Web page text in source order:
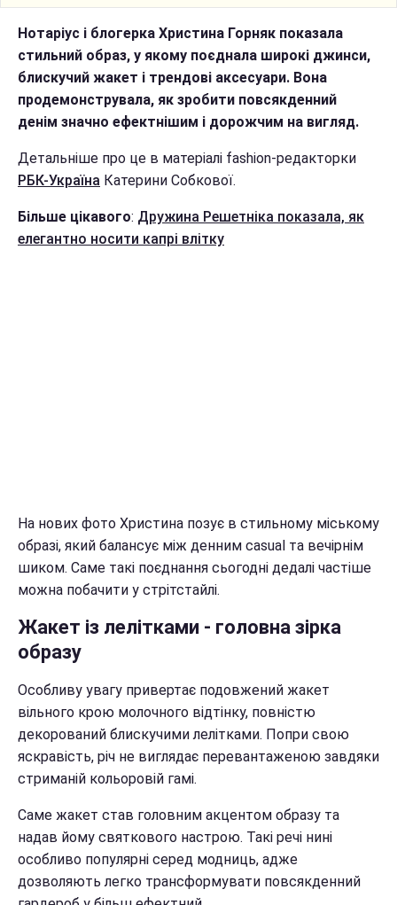
Нотаріус і блогерка Христина Горняк показала
стильний образ, у якому поєднала широкі джинси,
блискучий жакет і трендові аксесуари. Вона
продемонструвала, як зробити повсякденний
денім значно ефектнішим і дорожчим на вигляд.
Детальніше про це в матеріалі fashion-редакторки
РБК-Україна Катерини Собкової.
Більше цікавого: Дружина Решетніка показала, як
елегантно носити капрі влітку
На нових фото Христина позує в стильному міському
образі, який балансує між денним casual та вечірнім
шиком. Саме такі поєднання сьогодні дедалі частіше
можна побачити у стрітстайлі.
Жакет із лелітками - головна зірка
образу
Особливу увагу привертає подовжений жакет
вільного крою молочного відтінку, повністю
декорований блискучими лелітками. Попри свою
яскравість, річ не виглядає перевантаженою завдяки
стриманій кольоровій гамі.
Саме жакет став головним акцентом образу та
надав йому святкового настрою. Такі речі нині
особливо популярні серед модниць, адже
дозволяють легко трансформувати повсякденний